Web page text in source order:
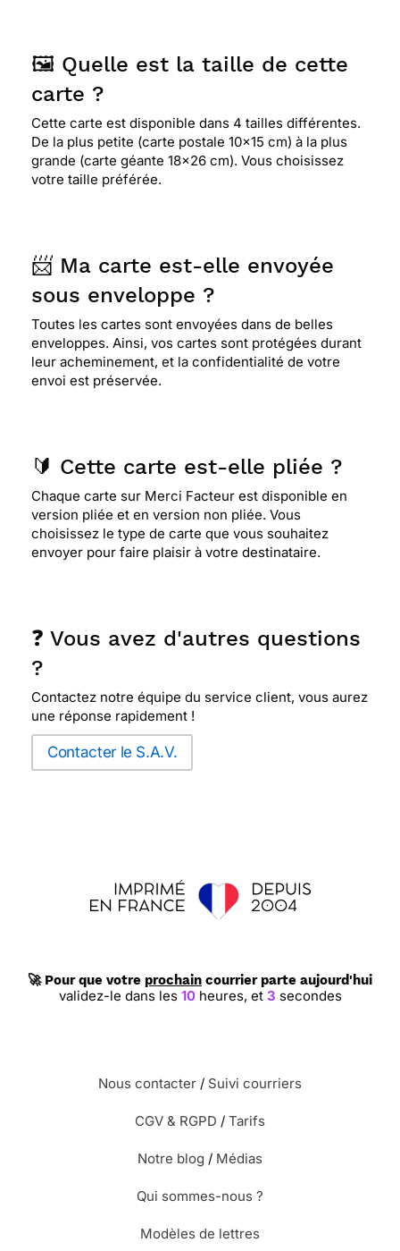
🖼️ Quelle est la taille de cette
carte ?
Cette carte est disponible dans 4 tailles différentes.
De la plus petite (carte postale 10x15 cm) à la plus
grande (carte géante 18x26 cm). Vous choisissez
votre taille préférée.
📨 Ma carte est-elle envoyée
sous enveloppe ?
Toutes les cartes sont envoyées dans de belles
enveloppes. Ainsi, vos cartes sont protégées durant
leur acheminement, et la confidentialité de votre
envoi est préservée.
🔰 Cette carte est-elle pliée ?
Chaque carte sur Merci Facteur est disponible en
version pliée et en version non pliée. Vous
choisissez le type de carte que vous souhaitez
envoyer pour faire plaisir à votre destinataire.
❓ Vous avez d'autres questions
?
Contactez notre équipe du service client, vous aurez
une réponse rapidement !
Contacter le S.A.V.
🚀 Pour que votre prochain courrier parte aujourd'hui
validez-le dans les 10 heures, et 2 secondes
Nous contacter / Suivi courriers
CGV & RGPD / Tarifs
Notre blog / Médias
Qui sommes-nous ?
Modèles de lettres